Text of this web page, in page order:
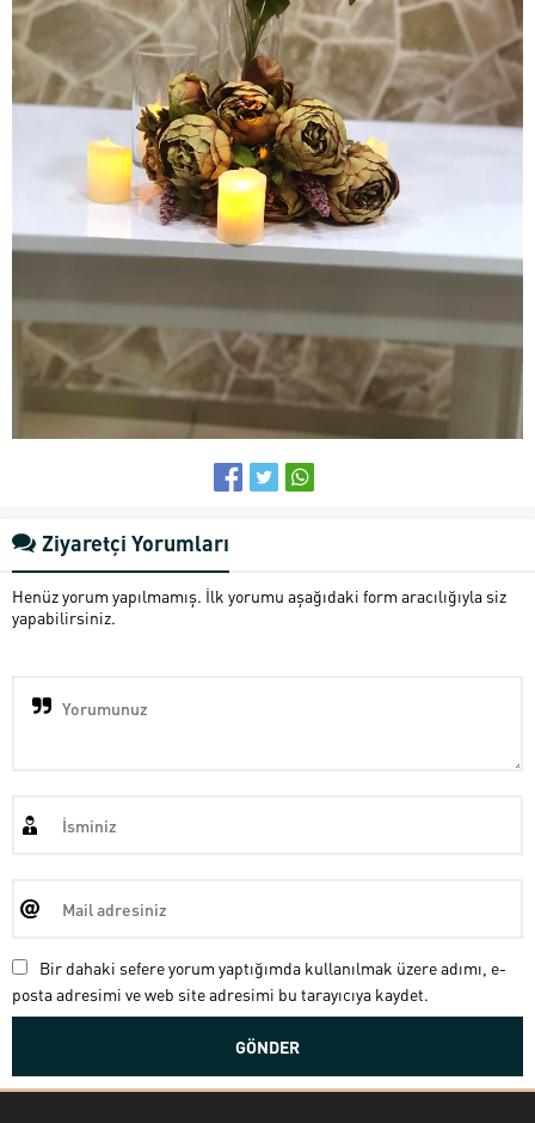
Ziyaretçi Yorumları
Henüz yorum yapılmamış. İlk yorumu aşağıdaki form aracılığıyla siz
yapabilirsiniz.
Bir dahaki sefere yorum yaptığımda kullanılmak üzere adımı, e-
posta adresimi ve web site adresimi bu tarayıcıya kaydet.